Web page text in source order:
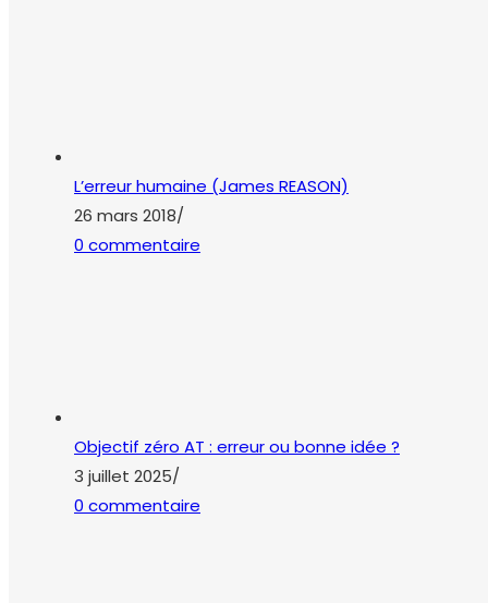
L’erreur humaine (James REASON)
26 mars 2018/
0 commentaire
Objectif zéro AT : erreur ou bonne idée ?
3 juillet 2025/
0 commentaire